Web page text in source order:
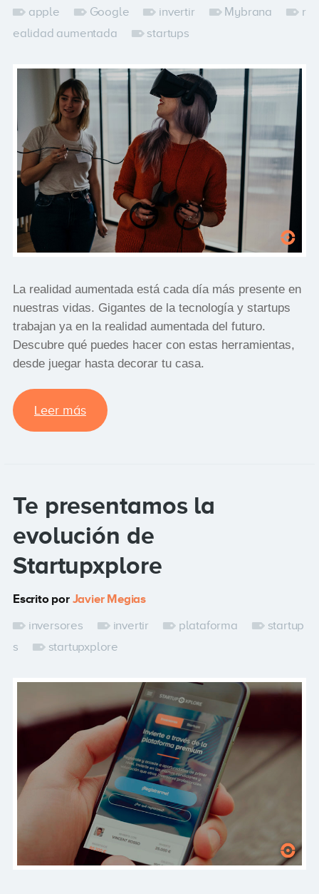
apple Google invertir Mybrana
r
ealidad aumentada
startups
La realidad aumentada está cada día más presente en
nuestras vidas. Gigantes de la tecnología y startups
trabajan ya en la realidad aumentada del futuro.
Descubre qué puedes hacer con estas herramientas,
desde juegar hasta decorar tu casa.
Leer más
Te presentamos la
evolución de
Startupxplore
Escrito por Javier Megias
inversores
invertir plataforma
startup
s
startupxplore